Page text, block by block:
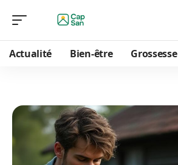
Actualité Bien-être Grossesse